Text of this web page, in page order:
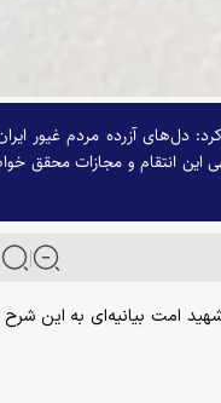
دل‌های آزرده مردم غیور
این انتقام و مجازات محقق
شهید امت بیانیه‌ای به این